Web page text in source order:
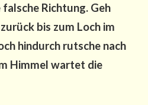
Rich­tung. Geh
bis zum Loch im
hin­durch rut­sche nach
Him­mel war­tet die